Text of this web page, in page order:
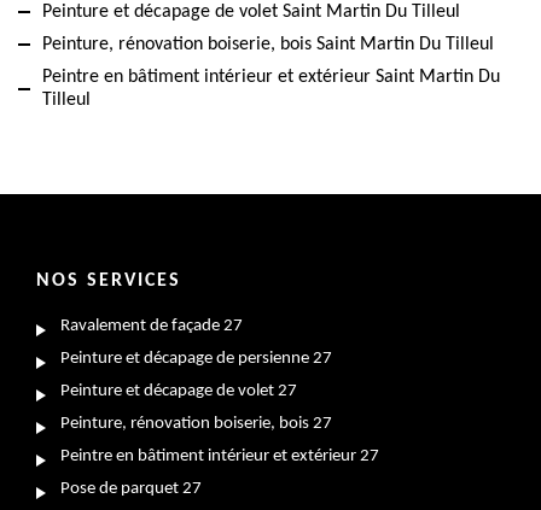
Peinture et décapage de volet Saint Martin Du Tilleul
Peinture, rénovation boiserie, bois Saint Martin Du Tilleul
Peintre en bâtiment intérieur et extérieur Saint Martin Du
Tilleul
NOS SERVICES
Ravalement de façade 27
Peinture et décapage de persienne 27
Peinture et décapage de volet 27
Peinture, rénovation boiserie, bois 27
Peintre en bâtiment intérieur et extérieur 27
Pose de parquet 27